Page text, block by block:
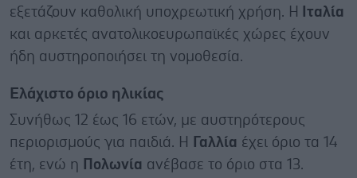
εξετάζουν καθολική υποχρεωτική χρήση. Η
Ιταλία
και αρκετές ανατολικοευρωπαϊκές χώρες έχουν
ήδη αυστηροποιήσει τη νομοθεσία.
Ελάχιστο όριο ηλικίας
Συνήθως 12 έως 16 ετών, με αυστηρότερους
περιορισμούς για παιδιά. Η
Γαλλία έχει όριο τα 14
έτη, ενώ η Πολωνία ανέβασε το όριο στα 13.